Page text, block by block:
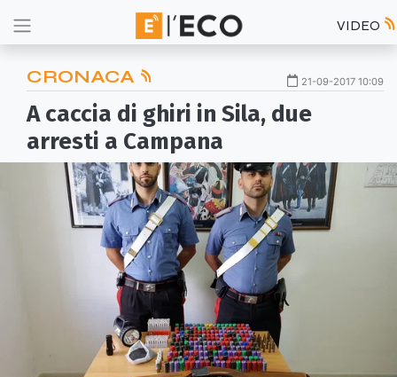
VIDEO
CRONACA 21-09-2017 10:09
A caccia di ghiri in Sila, due
arresti a Campana